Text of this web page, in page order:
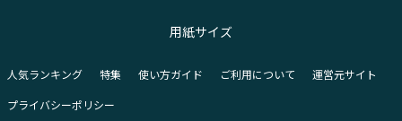
用紙サイズ
人気ランキング 特集 使い方ガイド ご利用について
運営元サイト
プライバシーポリシー